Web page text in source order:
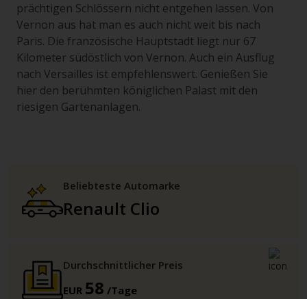
prächtigen Schlössern nicht entgehen lassen. Von
Vernon aus hat man es auch nicht weit bis nach
Paris. Die französische Hauptstadt liegt nur 67
Kilometer südöstlich von Vernon. Auch ein Ausflug
nach Versailles ist empfehlenswert. Genießen Sie
hier den berühmten königlichen Palast mit den
riesigen Gartenanlagen.
Beliebteste Automarke
Renault Clio
Durchschnittlicher Preis
EUR 58 /Tage